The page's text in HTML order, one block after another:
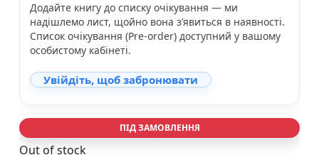
Додайте книгу до списку очікування — ми
надішлемо лист, щойно вона з’явиться в наявності.
Список очікування (Pre-order) доступний у вашому
особистому кабінеті.
Увійдіть, щоб забронювати
ПІД ЗАМОВЛЕННЯ
Out of stock